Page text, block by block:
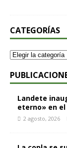
CATEGORÍAS
Landete
eterno» en
2 agosto, 2026